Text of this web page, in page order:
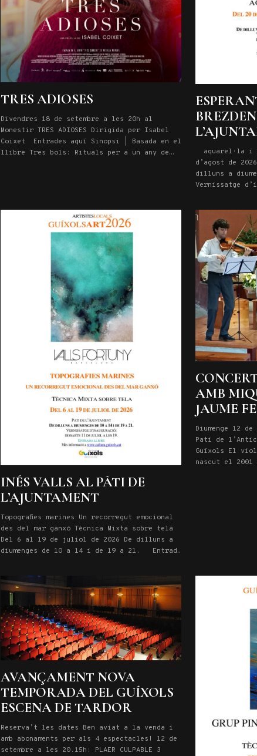
TRES ADIOSES
Divendres 18 de setembre a les 20h al
Monestir TRES ADIOSES Dirigida per Isabel
Coixet Entrades aquí Sinopsi | Basada en el
llibre Tres bols: Rituals per a un any de
mort, l’humor i […]
aquarel·la i
d’agost de
dilluns a
Vernissatge
INÉS VALLS AL PÀTI DE
L’AJUNTAMENT
Topografies marines Un recorregut emocional
des del mar ganxó Tècnica Mixta sobre tela
Del 6 al 19 de juliol de 2026 De dilluns a
diumenges de 10 a 14 i de 19 a 21. Entrada
AMB
JAUME
Diumenge 12
Pati de
Guíxols El
nascut el 2001
AVANÇAMENT NOVA
TEMPORADA DEL GUÍXOLS
ESCENA DE TARDOR
Reserva’t les dates Ben aviat a la venda i
amb abonaments per als 4 espectacles! 12 de
setembre a les 20.15h: PLAER CULPABLE 3